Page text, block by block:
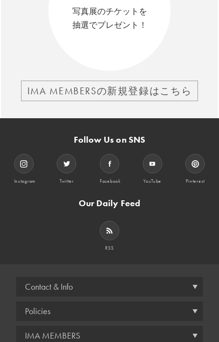
写真展のチケットを
抽選でプレゼント！
IMA MEMBERSの新規登録はこちら
Follow Us on SNS
Instagram Twitter Facebook YouTube Pinterest
Our Daily Feed
RSS
Contact & Info
Policies
IMA MEMBERS